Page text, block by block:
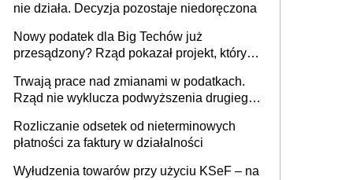
nie działa. Decyzja pozostaje niedoręczona
Nowy podatek dla Big Techów już
przesądzony? Rząd pokazał projekt, który
Trwają prace nad zmianami w podatkach.
Rząd nie wyklucza podwyższenia drugiego
Rozliczanie odsetek od nieterminowych
płatności za faktury w działalności
Wyłudzenia towarów przy użyciu KSeF – na